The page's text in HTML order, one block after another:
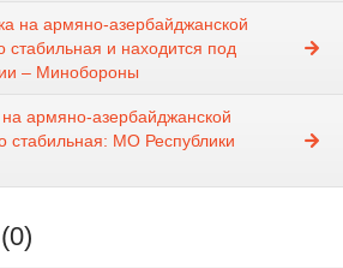
на армяно-азербайджанской
стабильная и находится под
– Минобороны
армяно-азербайджанской
стабильная: МО Республики